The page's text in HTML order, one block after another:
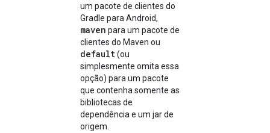
um pacote de clientes do
Gradle para Android,
maven para um pacote de
clientes do Maven ou
default(ou
simplesmente omita essa
opção) para um pacote
que contenha somente as
bibliotecas de
dependência e um jar de
origem.